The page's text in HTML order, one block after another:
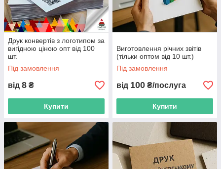
Друк конвертів з логотипом за
вигідною ціною опт від 100
шт.
Під замовлення
від 8 ₴
Купити
Виготовлення річних звітів
(тільки оптом від 10 шт.)
Під замовлення
від 100 ₴/послуга
Купити